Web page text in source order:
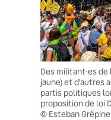
Des militant·es
jaune) et
partis politiques
proposition de loi
© Esteban